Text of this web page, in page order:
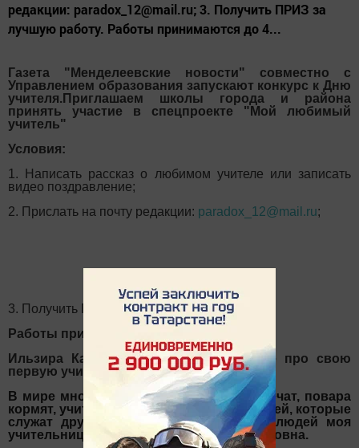
редакции: paradox_12@mail.ru; 3. Получить ПРИЗ за
лучшую работу. Работы принимаются до 4...
Газета "Менделеевские новости" совместно с
Управлением образования запускают конкурс к Дню
учителя.Приглашаем школы города и района
принять участие в спецпроекте "Мой любимый
учитель"
Условия:
1. Написать рассказ о любимом учителе или записать
видео поздравление;
2. Прислать на почту редакции: paradox_12@mail.ru;
3. Получить ПРИЗ за лучшую работу.
Работы принимаются до 4 октября.
Ильзира Каюмова прислала сочинение про свою
первую учительницу.
В мире много хороших людей: врачи лечат, повара
кормят, учителя учат и много других людей, которые
служат другим людям. Один из таких людей моя
учительница Мифтахова Эльза Габденуровна.